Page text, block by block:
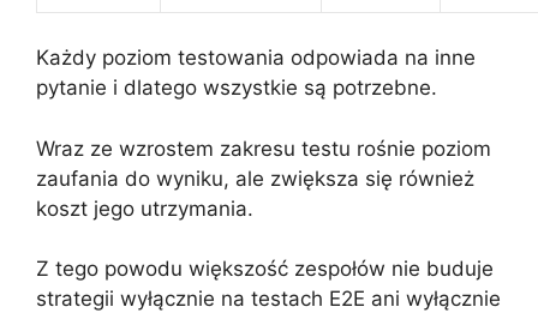
Każdy poziom testowania odpowiada na inne
pytanie i dlatego wszystkie są potrzebne.
Wraz ze wzrostem zakresu testu rośnie poziom
zaufania do wyniku, ale zwiększa się również
koszt jego utrzymania.
Z tego powodu większość zespołów nie buduje
strategii wyłącznie na testach E2E ani wyłącznie